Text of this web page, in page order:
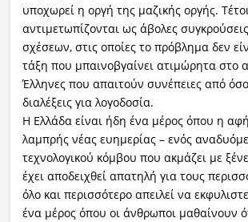
υποχωρεί η οργή της μαζικής οργής.
αντιμετωπίζονται ως άβολες
σχέσεων, στις οποίες το πρόβλημα δεν
τάξη που μπαινοβγαίνει ατιμώρητα στο
Έλληνες που απαιτούν συνέπειες από
διαλέξεις για λογοδοσία.
Η Ελλάδα είναι ήδη ένα μέρος όπου η
λαμπρής νέας ευημερίας – ενός
τεχνολογικού κόμβου που ακμάζει με
έχει αποδειχθεί απατηλή για τους
όλο και περισσότερο απειλεί να
ένα μέρος όπου οι άνθρωποι μαθαίνουν